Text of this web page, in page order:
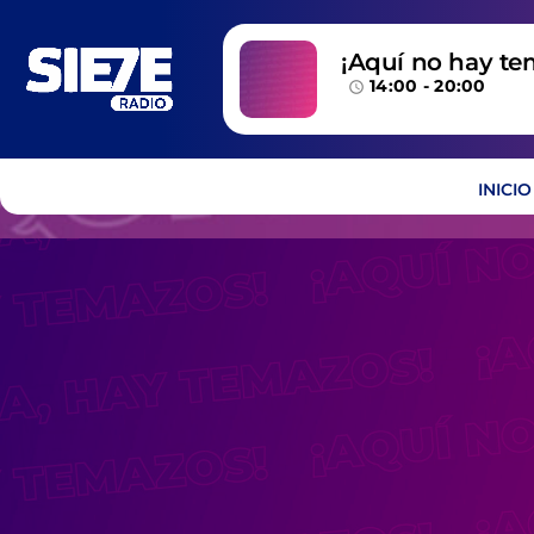
¡Aquí no hay
temazos!
access_time 14:00 - 20:00
INICIO